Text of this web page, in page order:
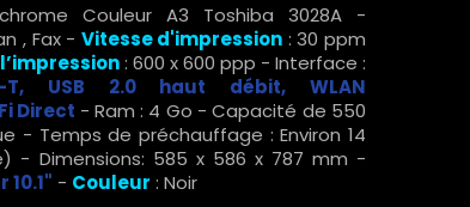
Couleur A3 Toshiba 3028A -
, Fax - Vitesse d'impression : 30 ppm
: 600 x 600 ppp - Interface :
T, USB 2.0 haut débit, WLAN
Direct - Ram : 4 Go - Capacité de 550
- Temps de préchauffage : Environ 14
- Dimensions: 585 x 586 x 787 mm -
- Couleur : Noir